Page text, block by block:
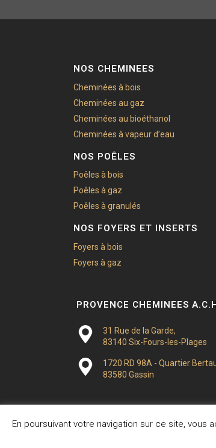
NOS CHEMINEES
Cheminées à bois
Cheminées au gaz
Cheminées au bioéthanol
Cheminées à vapeur d’eau
NOS POÊLES
Poêles à bois
Poêles à gaz
Poêles à granulés
NOS FOYERS ET INSERTS
Foyers à bois
Foyers à gaz
PROVENCE CHEMINEES
31 Rue de la Garde,
83140 Six-Fours-les-Plages
1720 RD 98A - Quartier
83580 Gassin
En poursuivant votre navigation sur ce site,